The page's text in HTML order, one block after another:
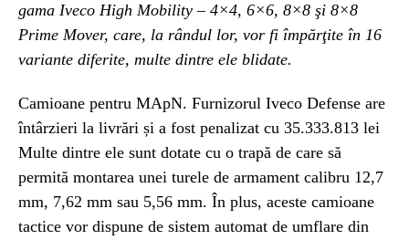
gama Iveco High Mobility – 4×4, 6×6, 8×8 şi 8×8
Prime Mover, care, la rândul lor, vor fi împărţite în 16
variante diferite, multe dintre ele blidate.
Camioane pentru MApN. Furnizorul Iveco Defense are
întârzieri la livrări și a fost penalizat cu 35.333.813 lei
Multe dintre ele sunt dotate cu o trapă de care să
permită montarea unei turele de armament calibru 12,7
mm, 7,62 mm sau 5,56 mm. În plus, aceste camioane
tactice vor dispune de sistem automat de umflare din